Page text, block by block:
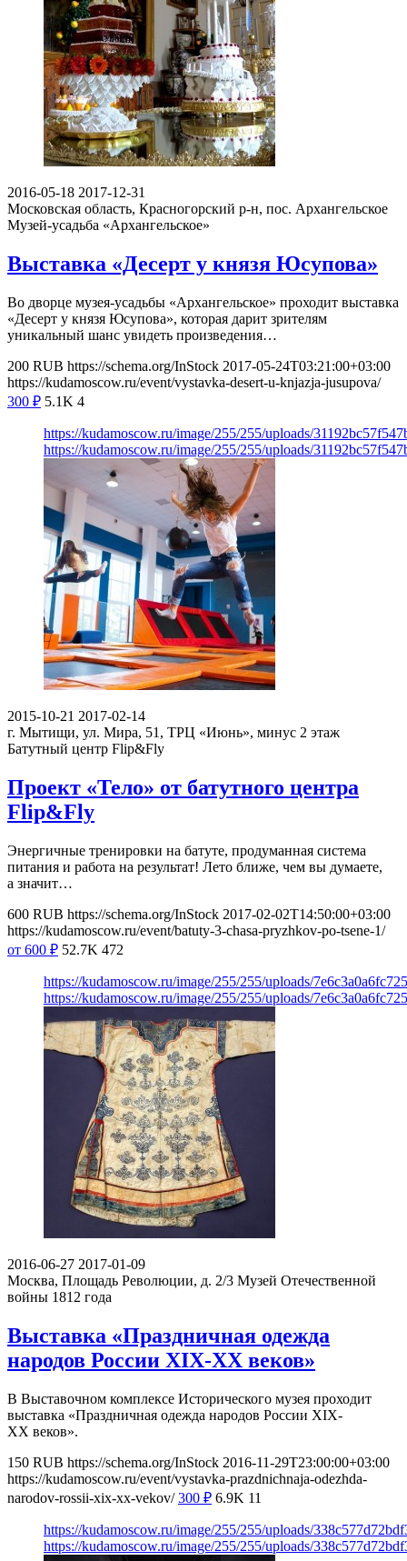
2016-05-18 2017-12-31
Московская область, Красногорский р-н, пос. Архангельское
Музей-усадьба «Архангельское»
Выставка «Десерт у князя Юсупова»
Во дворце музея-усадьбы «Архангельское» проходит выставка
«Десерт у князя Юсупова», которая дарит зрителям
уникальный шанс увидеть произведения…
200 RUB https://schema.org/InStock 2017-05-24T03:21:00+03:00
https://kudamoscow.ru/event/vystavka-desert-u-knjazja-jusupova/
300 ₽ 5.1K 4
https://kudamoscow.ru/image/255/255/uploads/
https://kudamoscow.ru/image/255/255/uploads/
2015-10-21 2017-02-14
г. Мытищи, ул. Мира, 51, ТРЦ «Июнь», минус 2 этаж
Батутный центр Flip&Fly
Проект «Тело» от батутного центра
Flip&Fly
Энергичные тренировки на батуте, продуманная система
питания и работа на результат! Лето ближе, чем вы думаете,
а значит…
600 RUB https://schema.org/InStock 2017-02-02T14:50:00+03:00
https://kudamoscow.ru/event/batuty-3-chasa-pryzhkov-po-tsene-1/
от 600 ₽ 52.7K 472
https://kudamoscow.ru/image/255/255/uploads/
https://kudamoscow.ru/image/255/255/uploads/
2016-06-27 2017-01-09
Москва, Площадь Революции, д. 2/3 Музей Отечественной
войны 1812 года
Выставка «Праздничная одежда
народов России XIX-XX веков»
В Выставочном комплексе Исторического музея проходит
выставка «Праздничная одежда народов России XIX-
XX веков».
150 RUB https://schema.org/InStock 2016-11-29T23:00:00+03:00
https://kudamoscow.ru/event/vystavka-prazdnichnaja-odezhda-
narodov-rossii-xix-xx-vekov/ 300 ₽ 6.9K 11
https://kudamoscow.ru/image/255/255/uploads/
https://kudamoscow.ru/image/255/255/uploads/